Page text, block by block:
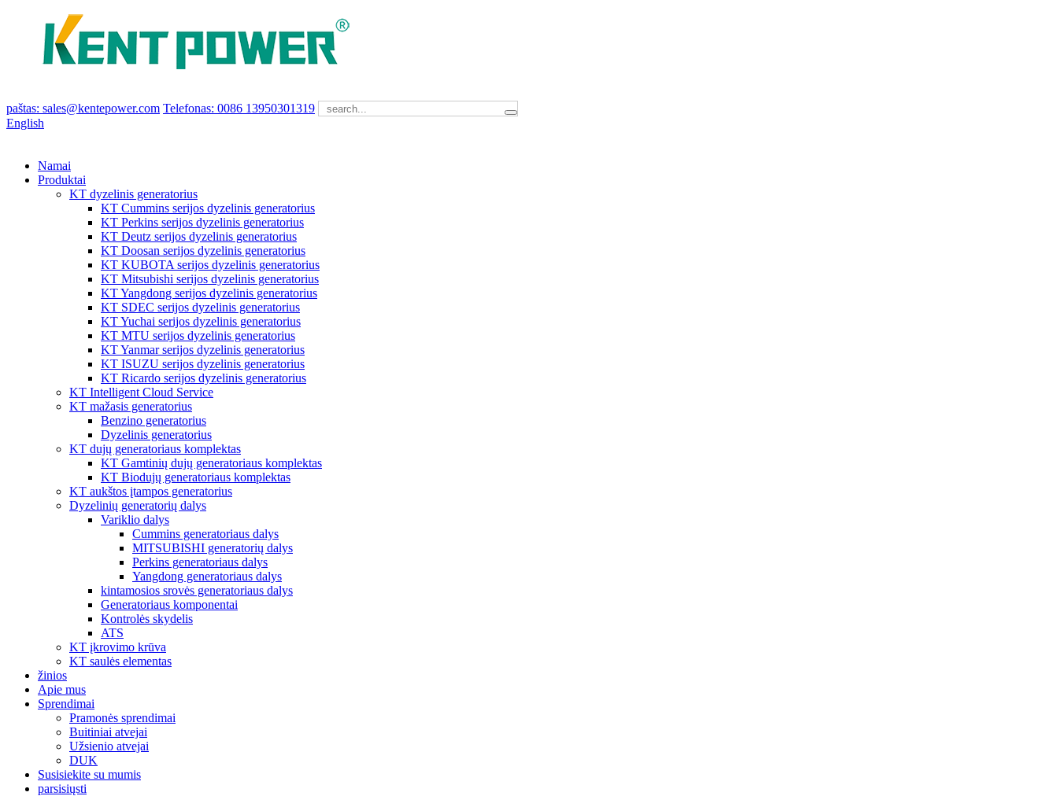
paštas: sales@kentepower.com Telefonas: 0086 13950301319
English
Namai
Produktai
KT dyzelinis generatorius
KT Cummins serijos dyzelinis generatorius
KT Perkins serijos dyzelinis generatorius
KT Deutz serijos dyzelinis generatorius
KT Doosan serijos dyzelinis generatorius
KT KUBOTA serijos dyzelinis generatorius
KT Mitsubishi serijos dyzelinis generatorius
KT Yangdong serijos dyzelinis generatorius
KT SDEC serijos dyzelinis generatorius
KT Yuchai serijos dyzelinis generatorius
KT MTU serijos dyzelinis generatorius
KT Yanmar serijos dyzelinis generatorius
KT ISUZU serijos dyzelinis generatorius
KT Ricardo serijos dyzelinis generatorius
KT Intelligent Cloud Service
KT mažasis generatorius
Benzino generatorius
Dyzelinis generatorius
KT dujų generatoriaus komplektas
KT Gamtinių dujų generatoriaus komplektas
KT Biodujų generatoriaus komplektas
KT aukštos įtampos generatorius
Dyzelinių generatorių dalys
Variklio dalys
Cummins generatoriaus dalys
MITSUBISHI generatorių dalys
Perkins generatoriaus dalys
Yangdong generatoriaus dalys
kintamosios srovės generatoriaus dalys
Generatoriaus komponentai
Kontrolės skydelis
ATS
KT įkrovimo krūva
KT saulės elementas
žinios
Apie mus
Sprendimai
Pramonės sprendimai
Buitiniai atvejai
Užsienio atvejai
DUK
Susisiekite su mumis
parsisiųsti